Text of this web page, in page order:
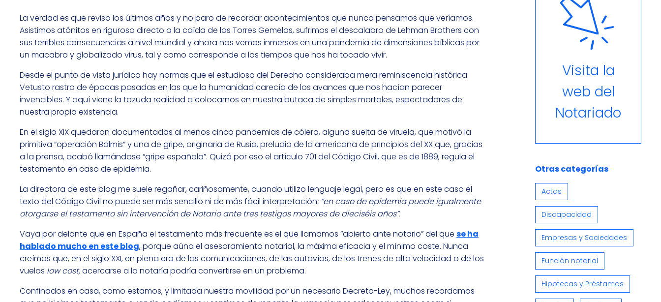
La verdad es que reviso los últimos años y no paro de recordar acontecimientos que nunca pensamos que veríamos.
Asistimos atónitos en riguroso directo a la caída de las Torres Gemelas, sufrimos el descalabro de Lehman Brothers con
sus terribles consecuencias a nivel mundial y ahora nos vemos inmersos en una pandemia de dimensiones bíblicas por
un macabro y globalizado virus, tal y como corresponde a los tiempos que nos ha tocado vivir.
Desde el punto de vista jurídico hay normas que el estudioso del Derecho consideraba mera reminiscencia histórica.
Vetusto rastro de épocas pasadas en las que la humanidad carecía de los avances que nos hacían parecer
invencibles. Y aquí viene la tozuda realidad a colocarnos en nuestra butaca de simples mortales, espectadores de
nuestra propia existencia.
En el siglo XIX quedaron documentadas al menos cinco pandemias de cólera, alguna suelta de viruela, que motivó la
primitiva “operación Balmis” y una de gripe, originaria de Rusia, preludio de la americana de principios del XX que, gracias
a la prensa, acabó llamándose “gripe española”. Quizá por eso el artículo 701 del Código Civil, que es de 1889, regula el
testamento en caso de epidemia.
La directora de este blog me suele regañar, cariñosamente, cuando utilizo lenguaje legal, pero es que en este caso el
texto del Código Civil no puede ser más sencillo ni de más fácil interpretación: “en caso de epidemia puede igualmente
otorgarse el testamento sin intervención de Notario ante tres testigos mayores de dieciséis años”.
Vaya por delante que en España el testamento más frecuente es el que llamamos “abierto ante notario” del que se ha
hablado mucho en este blog, porque aúna el asesoramiento notarial, la máxima eficacia y el mínimo coste. Nunca
creímos que, en el siglo XXI, en plena era de las comunicaciones, de las autovías, de los trenes de alta velocidad o de los
vuelos low cost,acercarse a la notaría podría convertirse en un problema.
Confinados en casa, como estamos, y limitada nuestra movilidad por un necesario Decreto-Ley, muchos recordamos
Visita la
web del
Notariado
Otras categorías
Actas
Discapacidad
Empresas y Sociedades
Función notarial
Hipotecas y Préstamos